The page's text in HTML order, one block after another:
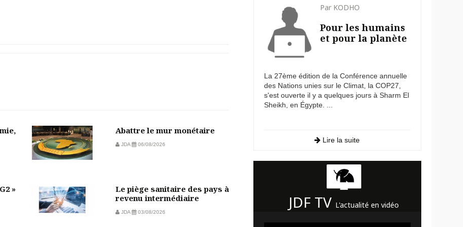
Abattre le mur monétaire
JDA 06/08/2026
»
Le piège sanitaire des pays à
revenu intermédiaire
JDA 03/08/2026
Par KODHO
Pour les humains
et pour la planète
La 27ème édition de la Conférence annuelle
des Nations unies sur le Climat, la COP27,
s'est ouverte il y a quelques jours à Sharm El
Sheikh, en Égypte. ...
Lire la suite
JDF TV L'actualité en vidéo